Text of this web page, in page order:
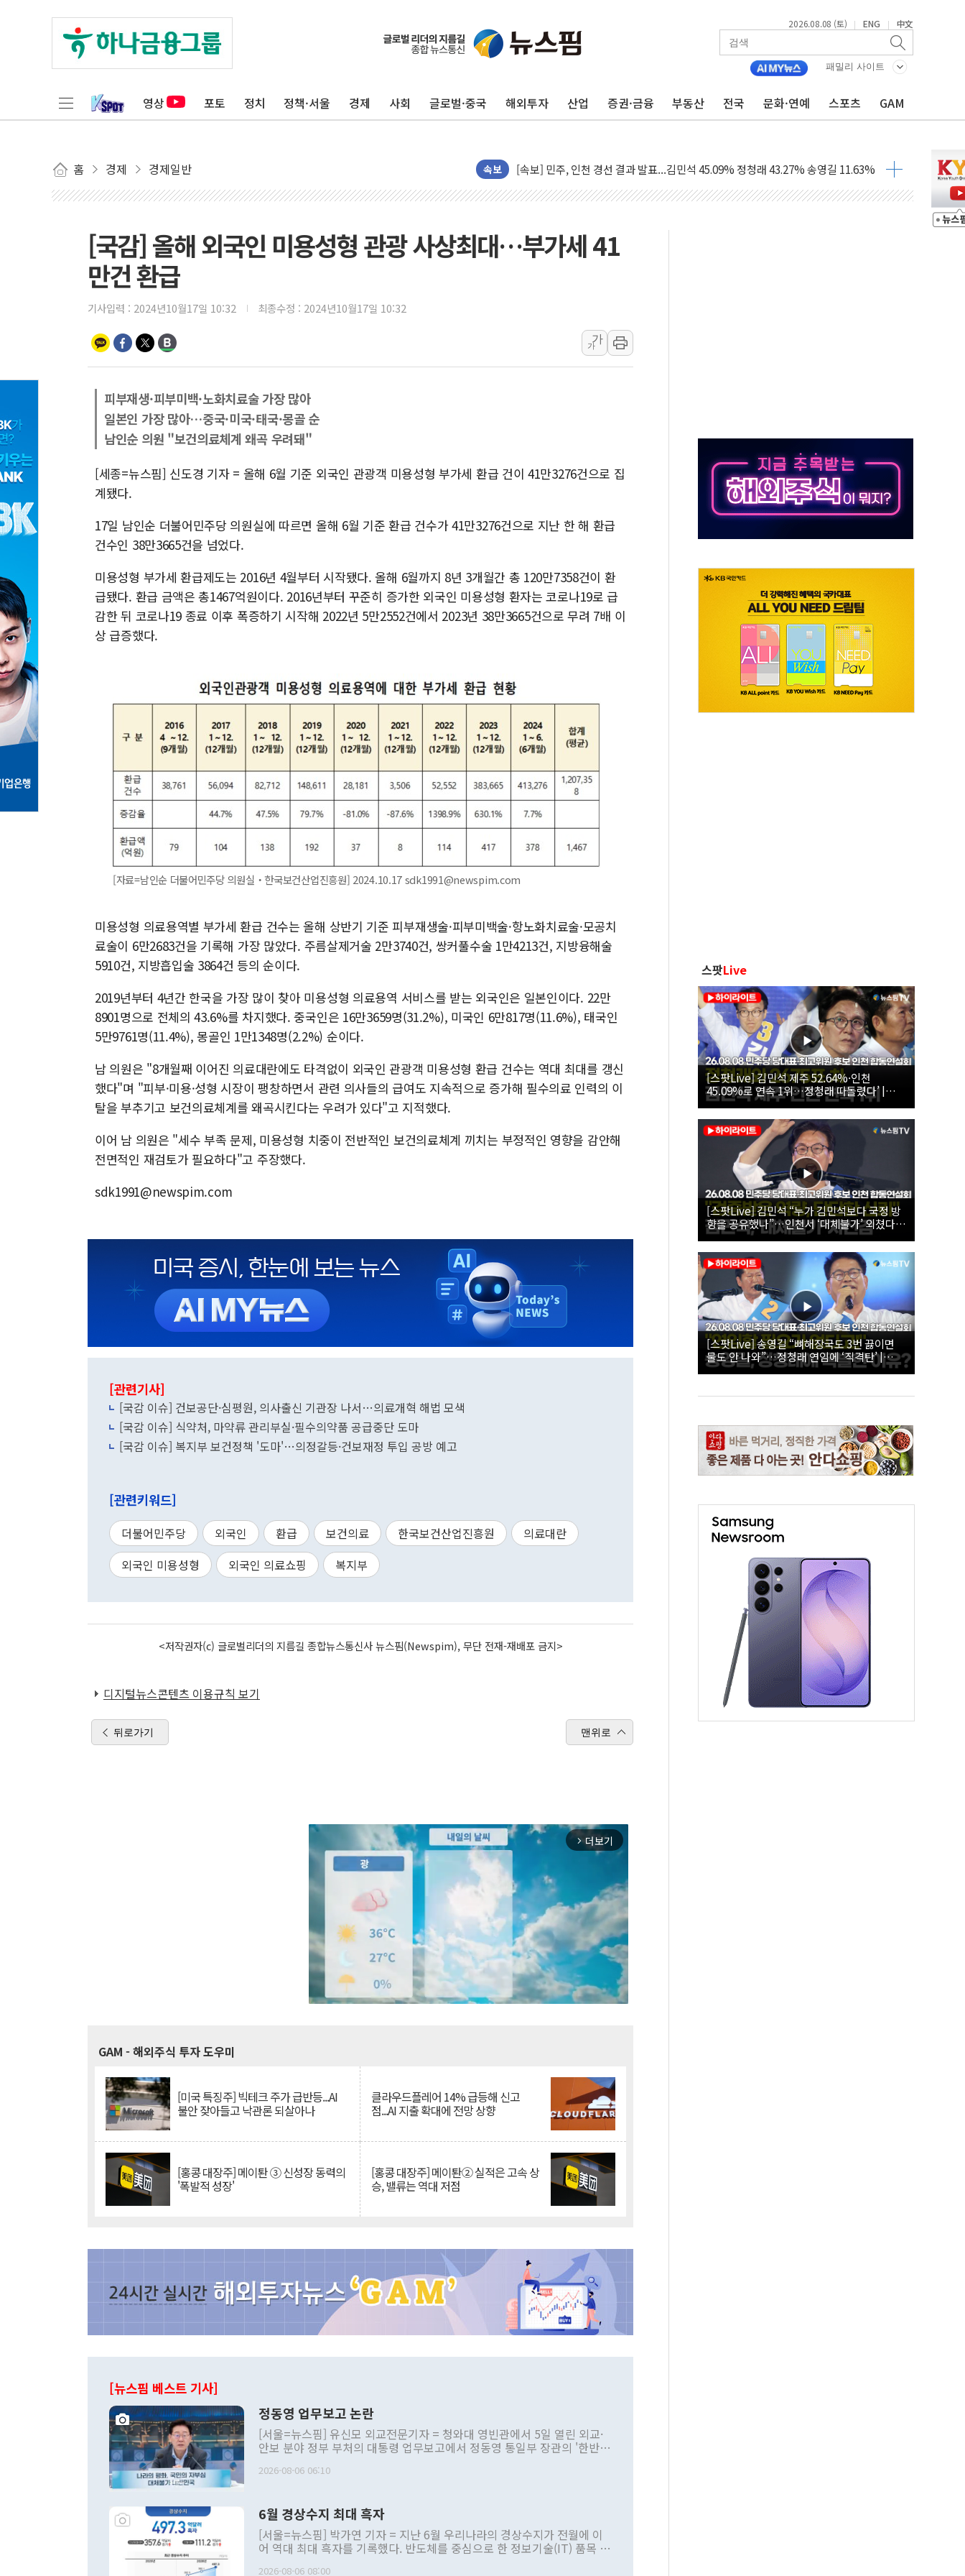
2026.08.08 (토) | ENG | 中文
패밀리 사이트
영상 포토 정치 정책·서울 경제 사회 글로벌·중국 해외투자 산업 증권·금융 부동산 전국 문화·연예 스포츠 GAM
홈 경제 경제일반 속보
김민석, 2주차 제주·인천 경선서 정청래에 승리...47.75% vs 42.08%
[속보] 민주, 인천 경선 결과 발표...김민석 45.09% 정청래 43.27% 송영길 11.63%
[속보] 민주, 제주 경선 결과 발표...김민석 52.64% 정청래 39.89% 송영길 7.47%
美, 이란전 출구전략 만지작…공습 한계·탄약 부족 현실화
강릉·동해·삼척 시간당 최대 50㎜ 폭우…강원 동해안 강한 비 이어져
여수 오동도 인근 해상서 모터보트 전복…1명 사망·1명 실종
동해중부 전 해상 풍랑주의보…10일까지 최대 3.5m 높은 물결
연일 폭염에 온열질환 사망 23명…정부, 비상대응기구 가동
中 전방위 아파트 부양, 수도 베이징도 부동산 규제 철폐
인제 용대리 계곡서 수위 상승으로 피서객 7명 고립…전원 구조
[국감] 올해 외국인 미용성형 관광 사상최대…부가세 41
만건 환급
기사입력 : 2024년10월17일 10:32 최종수정 : 2024년10월17일 10:32
가
가
피부재생·피부미백·노화치료술 가장 많아
일본인 가장 많아…중국·미국·태국·몽골 순
남인순 의원 "보건의료체계 왜곡 우려돼"
[세종=뉴스핌] 신도경 기자 = 올해 6월 기준 외국인 관광객 미용성형 부가세 환급 건이 41만3276건으로 집
계됐다.
17일 남인순 더불어민주당 의원실에 따르면 올해 6월 기준 환급 건수가 41만3276건으로 지난 한 해 환급
건수인 38만3665건을 넘었다.
미용성형 부가세 환급제도는 2016년 4월부터 시작됐다. 올해 6월까지 8년 3개월간 총 120만7358건이 환
급됐다. 환급 금액은 총1467억원이다. 2016년부터 꾸준히 증가한 외국인 미용성형 환자는 코로나19로 급
감한 뒤 코로나19 종료 이후 폭증하기 시작해 2022년 5만2552건에서 2023년 38만3665건으로 무려 7배 이
상 급증했다.
[자료=남인순 더불어민주당 의원실‧한국보건산업진흥원] 2024.10.17 sdk1991@newspim.com
미용성형 의료용역별 부가세 환급 건수는 올해 상반기 기준 피부재생술·피부미백술·항노화치료술·모공치
료술이 6만2683건을 기록해 가장 많았다. 주름살제거술 2만3740건, 쌍커풀수술 1만4213건, 지방융해술
5910건, 지방흡입술 3864건 등의 순이다.
2019년부터 4년간 한국을 가장 많이 찾아 미용성형 의료용역 서비스를 받는 외국인은 일본인이다. 22만
8901명으로 전체의 43.6%를 차지했다. 중국인은 16만3659명(31.2%), 미국인 6만817명(11.6%), 태국인
5만9761명(11.4%), 몽골인 1만1348명(2.2%) 순이다.
남 의원은 "8개월째 이어진 의료대란에도 타격없이 외국인 관광객 미용성형 환급 건수는 역대 최대를 갱신
했다"며 "피부·미용·성형 시장이 팽창하면서 관련 의사들의 급여도 지속적으로 증가해 필수의료 인력의 이
탈을 부추기고 보건의료체계를 왜곡시킨다는 우려가 있다"고 지적했다.
이어 남 의원은 "세수 부족 문제, 미용성형 치중이 전반적인 보건의료체계 끼치는 부정적인 영향을 감안해
전면적인 재검토가 필요하다"고 주장했다.
sdk1991@newspim.com
[관련기사]
[국감 이슈] 건보공단·심평원, 의사출신 기관장 나서…의료개혁 해법 모색
[국감 이슈] 식약처, 마약류 관리부실·필수의약품 공급중단 도마
[국감 이슈] 복지부 보건정책 '도마'…의정갈등·건보재정 투입 공방 예고
[관련키워드]
더불어민주당 외국인 환급 보건의료 한국보건산업진흥원
의료대란
외국인 미용성형
외국인 의료쇼핑 복지부
<저작권자(c) 글로벌리더의 지름길 종합뉴스통신사 뉴스핌(Newspim), 무단 전재-재배포 금지>
디지털뉴스콘텐츠 이용규칙 보기
뒤로가기 맨위로
arrow_forward_ios 더보기
GAM - 해외주식 투자 도우미
[미국 특징주] 빅테크 주가 급반등...AI
불안 잦아들고 낙관론 되살아나
클라우드플레어 14% 급등해 신고
점...AI 지출 확대에 전망 상향
[홍콩 대장주] 메이퇀 ③ 신성장 동력의
'폭발적 성장'
[홍콩 대장주] 메이퇀② 실적은 고속 상
승, 밸류는 역대 저점
[뉴스핌 베스트 기사]
정동영 업무보고 논란
[서울=뉴스핌] 유신모 외교전문기자 = 청와대 영빈관에서 5일 열린 외교·
안보 분야 정부 부처의 대통령 업무보고에서 정동영 통일부 장관의 '한반도
발언 중에는 정부 내 조율을 거치지 않은 사안을 정책으로 추진하겠다고 공
주의적 희망에 근거한 비현실적 구상'이라는 비판을 내놨다. 그동안 정 장
관의 대북 정책 관련 발언이 물의를 빚은 적은 여러 번 있지만 대통령과 유
관 부처 장관이 공개적으로 부정적 입장을 표명한 것은 이례적이다. 정 장
관의 무리한 대북 접근법과 월권을 제어해야 한다는 목소리도 높아지고 있
다. [정동영 통일부 장관이 지난달 23일 오후 서울 종로구 정부서울청사에
2026-08-06 06:10
6월 경상수지 최대 흑자
[서울=뉴스핌] 박가연 기자 = 지난 6월 우리나라의 경상수지가 전월에 이
어 역대 최대 흑자를 기록했다. 반도체를 중심으로 한 정보기술(IT) 품목 수
2026-08-06 08:00
스팟Live
[스팟Live] 김민석 제주 52.64%·인천
45.09%로 연속 1위…정청래 따돌렸다’ |
26.08.08 더불어민주당 당대표·최고위원 후
보 인천 합동연설회
[스팟Live] 김민석 “누가 김민석보다 국정 방
향을 공유했나”…인천서 ‘대체불가’ 외쳤다 |
26.08.08 더불어민주당 당대표·최고위원 후
보 인천 합동연설회
[스팟Live] 송영길 “뼈해장국도 3번 끓이면
물도 안 나와”…정청래 연임에 ‘직격탄’ |
26.08.08 더불어민주당 당대표·최고위원 후